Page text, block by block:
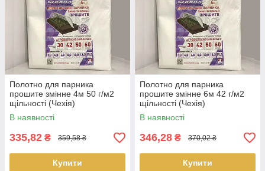
Полотно для парника
прошите змінне 4м 50 г/м2
щільності (Чехія)
В наявності
335,82 ₴ 359,58 ₴
Купити
Полотно для парника
прошите змінне 6м 42 г/м2
щільності (Чехія)
В наявності
346,28 ₴ 370,02 ₴
Купити